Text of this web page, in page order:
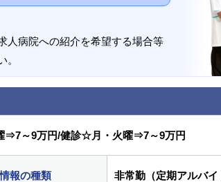
人病院への紹介を希望する場合等
⇒7～9万円/健診☆月・火曜⇒7～9万円
報の種類 非常勤（定期アルバイ